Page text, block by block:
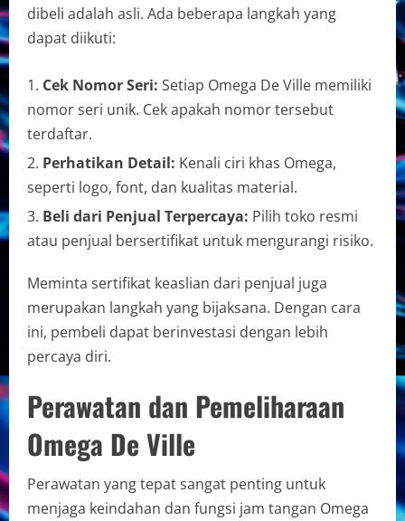
dibeli adalah asli. Ada beberapa langkah yang
dapat diikuti:
Cek Nomor Seri: Setiap Omega De Ville memiliki
nomor seri unik. Cek apakah nomor tersebut
terdaftar.
Perhatikan Detail: Kenali ciri khas Omega,
seperti logo, font, dan kualitas material.
Beli dari Penjual Terpercaya: Pilih toko resmi
atau penjual bersertifikat untuk mengurangi risiko.
Meminta sertifikat keaslian dari penjual juga
merupakan langkah yang bijaksana. Dengan cara
ini, pembeli dapat berinvestasi dengan lebih
percaya diri.
Perawatan dan Pemeliharaan
Omega De Ville
Perawatan yang tepat sangat penting untuk
menjaga keindahan dan fungsi jam tangan Omega